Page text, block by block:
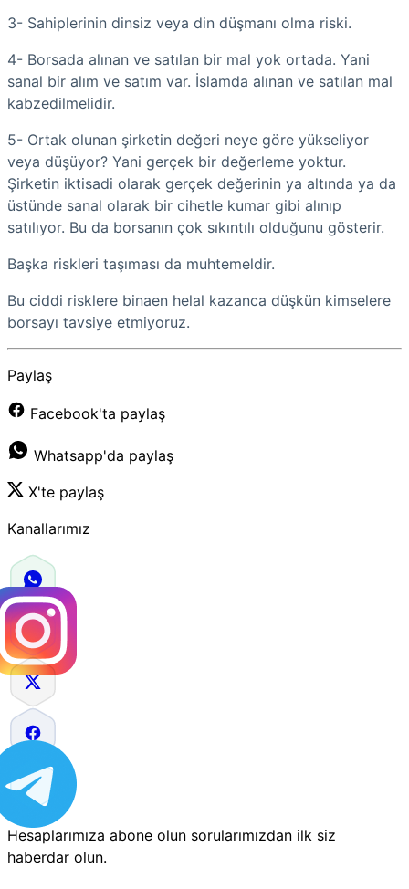
3- Sahiplerinin dinsiz veya din düşmanı olma riski.
4- Borsada alınan ve satılan bir mal yok ortada. Yani
sanal bir alım ve satım var. İslamda alınan ve satılan mal
kabzedilmelidir.
5- Ortak olunan şirketin değeri neye göre yükseliyor
veya düşüyor? Yani gerçek bir değerleme yoktur.
Şirketin iktisadi olarak gerçek değerinin ya altında ya da
üstünde sanal olarak bir cihetle kumar gibi alınıp
satılıyor. Bu da borsanın çok sıkıntılı olduğunu gösterir.
Başka riskleri taşıması da muhtemeldir.
Bu ciddi risklere binaen helal kazanca düşkün kimselere
borsayı tavsiye etmiyoruz.
Paylaş
Facebook'ta paylaş
Whatsapp'da paylaş
X'te paylaş
Kanallarımız
Hesaplarımıza abone olun sorularımızdan ilk siz
haberdar olun.